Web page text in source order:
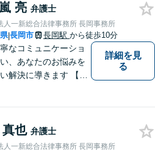
亮 弁護士
人一新総合法律事務所 長岡事務所
|長岡市 長岡駅 から徒歩10分
なコミュニケーショ
、あなたのお悩みを
解決に導きます 【交
・不貞慰謝料は相談
料】【土曜相談可】
詳細を見
る
真也 弁護士
人一新総合法律事務所 長岡事務所